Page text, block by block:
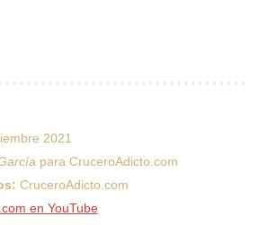
2021
para CruceroAdicto.com
CruceroAdicto.com
en YouTube